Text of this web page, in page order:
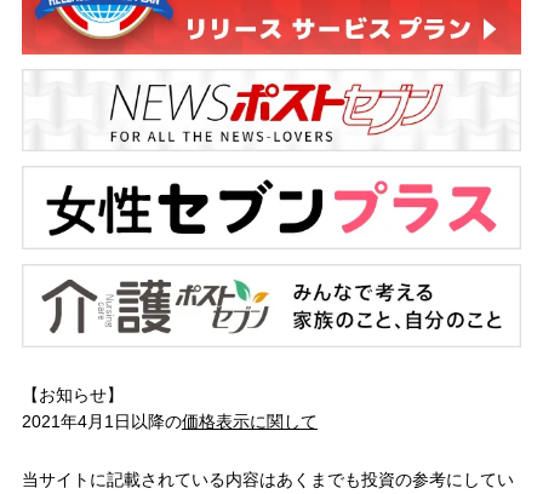
【お知らせ】
2021年4月1日以降の価格表示に関して
当サイトに記載されている内容はあくまでも投資の参考にしてい